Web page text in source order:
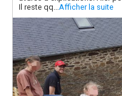
Il reste qq...Afficher la suite